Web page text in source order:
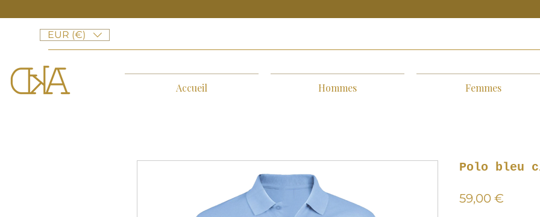
EUR (€)
Accueil Hommes Femmes
Polo bleu
59,00 €